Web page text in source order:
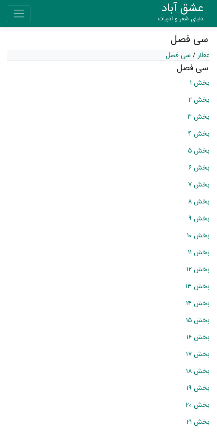
عشق آباد
دنیای شعر و ادبیات
سی فصل
عطار / سی فصل
سی فصل
بخش ۱
بخش ۲
بخش ۳
بخش ۴
بخش ۵
بخش ۶
بخش ۷
بخش ۸
بخش ۹
بخش ۱۰
بخش ۱۱
بخش ۱۲
بخش ۱۳
بخش ۱۴
بخش ۱۵
بخش ۱۶
بخش ۱۷
بخش ۱۸
بخش ۱۹
بخش ۲۰
بخش ۲۱